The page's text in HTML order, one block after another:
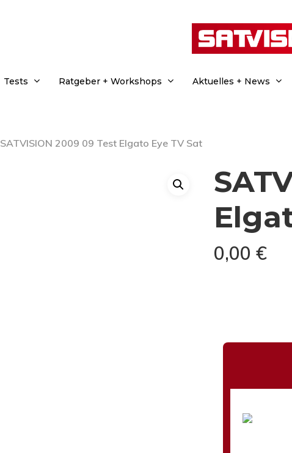
Tests Ratgeber + Workshops Aktuelles + News
SATVISION 2009 09 Test Elgato Eye TV Sat
0,00 €